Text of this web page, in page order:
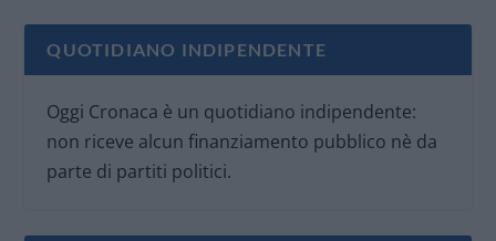
QUOTIDIANO INDIPENDENTE
Oggi Cronaca è un quotidiano indipendente:
non riceve alcun finanziamento pubblico nè da
parte di partiti politici.